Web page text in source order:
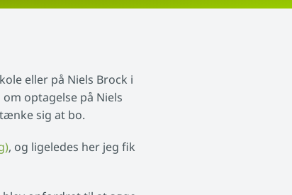
eller på Niels Brock i
optagelse på Niels
sig at bo.
, og ligeledes her jeg fik